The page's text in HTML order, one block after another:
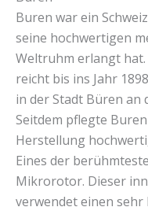
Buren war ein
seine hochwertigen
Weltruhm erlangt hat.
reicht bis ins Jahr
in der Stadt Büren an
Seitdem pflegte
Herstellung
Eines der
Mikrorotor. Dieser
verwendet einen sehr